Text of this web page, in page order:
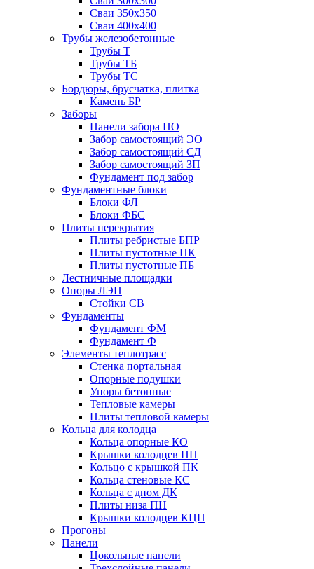
Сваи 350х350
Сваи 400х400
Трубы железобетонные
Трубы Т
Трубы ТБ
Трубы ТС
Бордюры, брусчатка, плитка
Камень БР
Заборы
Панели забора ПО
Забор самостоящий ЭО
Забор самостоящий СД
Забор самостоящий ЗП
Фyндамент под забор
Фундаментные блоки
Блоки ФЛ
Блоки ФБС
Плиты перекрытия
Плиты ребристые БПР
Плиты пустотные ПК
Плиты пустотные ПБ
Лестничные площадки
Опоры ЛЭП
Стойки СВ
Фундаменты
Фyндамент ФМ
Фyндамент Ф
Элементы теплотрасс
Стенка портальная
Опорные подушки
Упоры бетонные
Тепловые камеры
Плиты тепловой камеры
Кольца для колодца
Кольца опорные КО
Крышки колодцев ПП
Кольцо с крышкой ПК
Кольца стеновые КС
Кольца с дном ДК
Плиты низа ПН
Крышки колодцев КЦП
Прогоны
Панели
Цокольные панели